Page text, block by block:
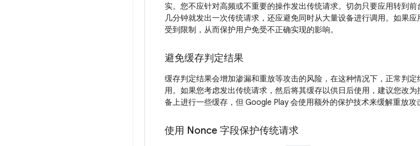
实。您不应针对高频或不重要的操作发出传统请求。切勿只要应用转到
几分钟就发出一次传统请求，还应避免同时从大量设备进行调用。如果
受到限制，从而保护用户免受不正确实现的影响。
避免缓存判定结果
缓存判定结果会增加渗漏和重放等攻击的风险，在这种情况下，正常判
用。如果您考虑发出传统请求，然后将其缓存以供日后使用，建议您改
备上进行一些缓存，但 Google Play 会使用额外的保护技术来缓解重放攻
使用 Nonce 字段保护传统请求